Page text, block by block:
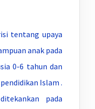
tentang upaya
anak pada
0-6 tahun dan
Islam .
pada